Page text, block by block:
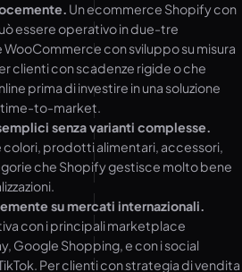
Un ecommerce Shopify con
essere operativo in due-tre
con sviluppo su misura
clienti con scadenze rigide o che
prima di investire in una soluzione
time-to-market.
senza varianti complesse.
prodotti alimentari, accessori,
che Shopify gestisce molto bene
su mercati internazionali.
con i principali marketplace
Google Shopping, e con i social
Per clienti con strategia di vendita